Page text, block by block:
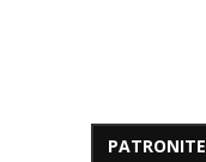
PATRONITE